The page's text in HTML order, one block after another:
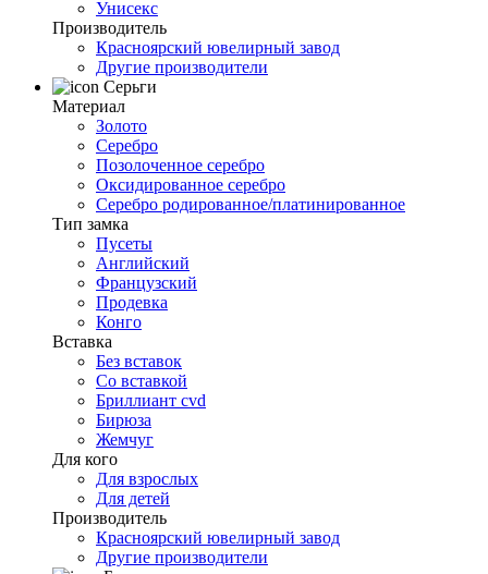
Унисекс
Производитель
Красноярский ювелирный завод
Другие производители
Серьги
Материал
Золото
Серебро
Позолоченное серебро
Оксидированное серебро
Серебро родированное/платинированное
Тип замка
Пусеты
Английский
Французский
Продевка
Конго
Вставка
Без вставок
Со вставкой
Бриллиант cvd
Бирюза
Жемчуг
Для кого
Для взрослых
Для детей
Производитель
Красноярский ювелирный завод
Другие производители